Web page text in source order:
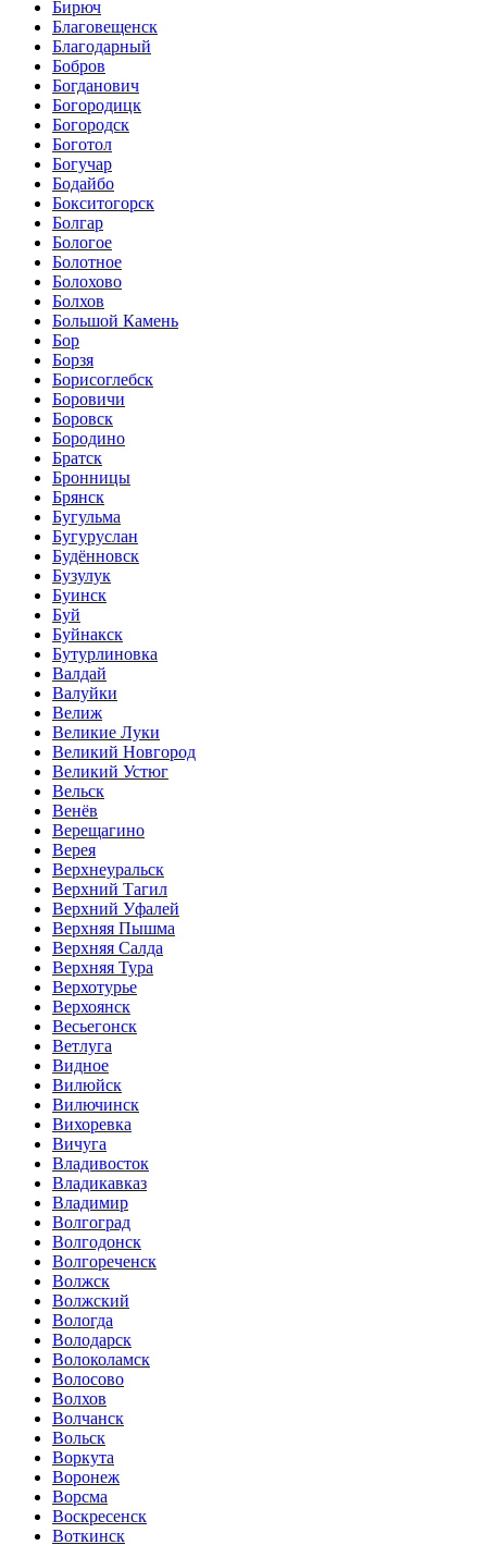
Бирюч
Благовещенск
Благодарный
Бобров
Богданович
Богородицк
Богородск
Боготол
Богучар
Бодайбо
Бокситогорск
Болгар
Бологое
Болотное
Болохово
Болхов
Большой Камень
Бор
Борзя
Борисоглебск
Боровичи
Боровск
Бородино
Братск
Бронницы
Брянск
Бугульма
Бугуруслан
Будённовск
Бузулук
Буинск
Буй
Буйнакск
Бутурлиновка
Валдай
Валуйки
Велиж
Великие Луки
Великий Новгород
Великий Устюг
Вельск
Венёв
Верещагино
Верея
Верхнеуральск
Верхний Тагил
Верхний Уфалей
Верхняя Пышма
Верхняя Салда
Верхняя Тура
Верхотурье
Верхоянск
Весьегонск
Ветлуга
Видное
Вилюйск
Вилючинск
Вихоревка
Вичуга
Владивосток
Владикавказ
Владимир
Волгоград
Волгодонск
Волгореченск
Волжск
Волжский
Вологда
Володарск
Волоколамск
Волосово
Волхов
Волчанск
Вольск
Воркута
Воронеж
Ворсма
Воскресенск
Воткинск